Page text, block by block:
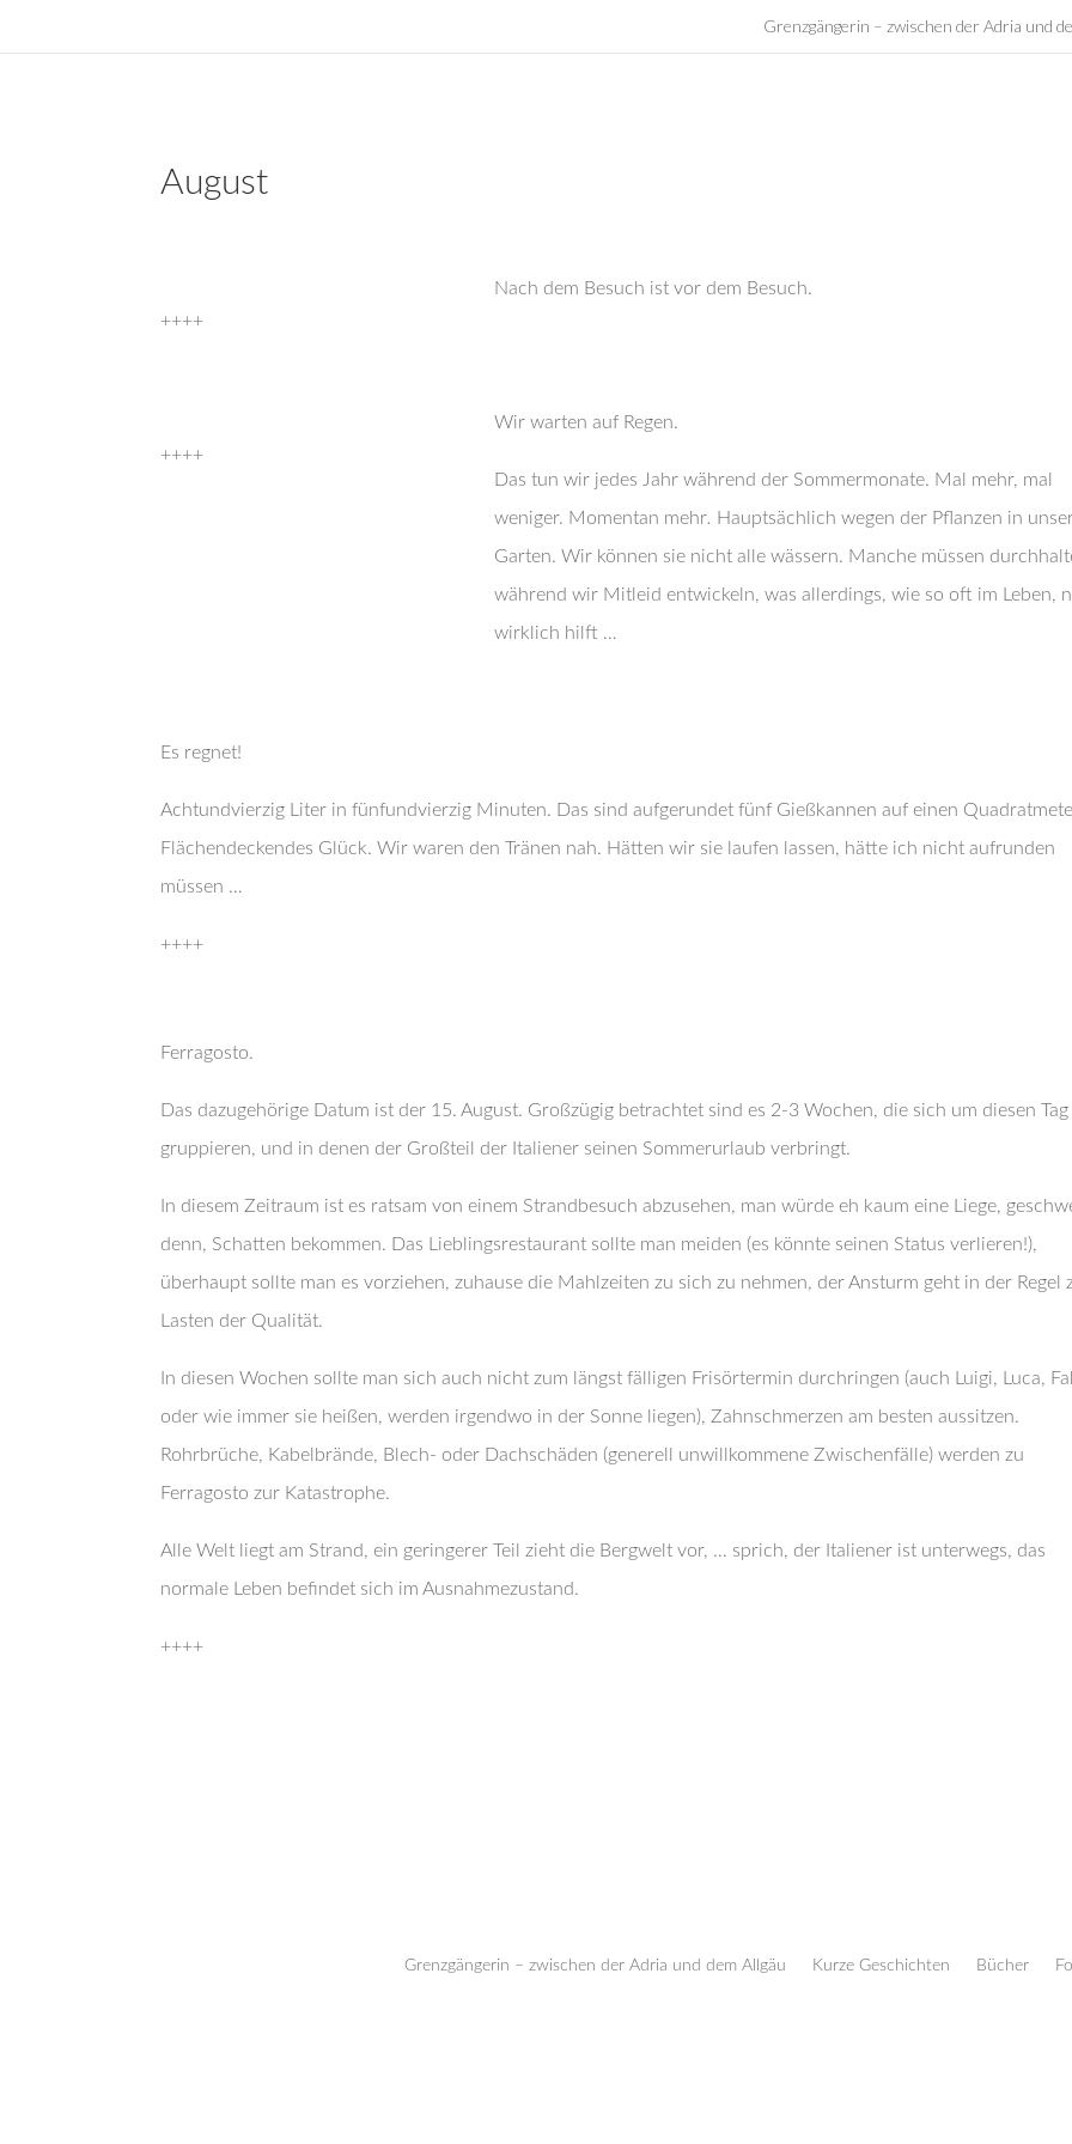
Grenzgängerin – zwischen der Adria und
August
++++
Nach dem Besuch ist vor dem Besuch.
++++
Wir warten auf Regen.
Das tun wir jedes Jahr während der Sommermonate. Mal mehr, mal
weniger. Momentan mehr. Hauptsächlich wegen der Pflanzen in
Garten. Wir können sie nicht alle wässern. Manche müssen
während wir Mitleid entwickeln, was allerdings, wie so oft im Leben,
wirklich hilft …
Es regnet!
Achtundvierzig Liter in fünfundvierzig Minuten. Das sind aufgerundet fünf Gießkannen auf einen
Flächendeckendes Glück. Wir waren den Tränen nah. Hätten wir sie laufen lassen, hätte ich nicht aufrunden
müssen …
++++
Ferragosto.
Das dazugehörige Datum ist der 15. August. Großzügig betrachtet sind es 2-3 Wochen, die sich um diesen Tag
gruppieren, und in denen der Großteil der Italiener seinen Sommerurlaub verbringt.
In diesem Zeitraum ist es ratsam von einem Strandbesuch abzusehen, man würde eh kaum eine Liege,
denn, Schatten bekommen. Das Lieblingsrestaurant sollte man meiden (es könnte seinen Status verlieren!),
überhaupt sollte man es vorziehen, zuhause die Mahlzeiten zu sich zu nehmen, der Ansturm geht in der Regel
Lasten der Qualität.
In diesen Wochen sollte man sich auch nicht zum längst fälligen Frisörtermin durchringen (auch Luigi, Luca,
oder wie immer sie heißen, werden irgendwo in der Sonne liegen), Zahnschmerzen am besten aussitzen.
Rohrbrüche, Kabelbrände, Blech- oder Dachschäden (generell unwillkommene Zwischenfälle) werden zu
Ferragosto zur Katastrophe.
Alle Welt liegt am Strand, ein geringerer Teil zieht die Bergwelt vor, … sprich, der Italiener ist unterwegs, das
normale Leben befindet sich im Ausnahmezustand.
++++
Grenzgängerin – zwischen der Adria und dem Allgäu Kurze Geschichten Bücher